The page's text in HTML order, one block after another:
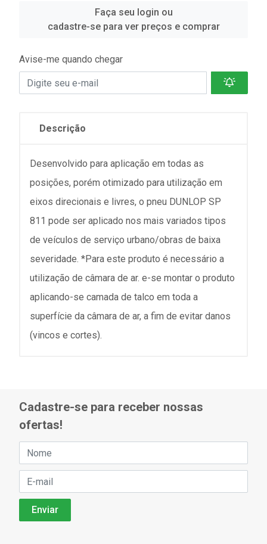
Faça seu login ou
cadastre-se para ver preços e comprar
Avise-me quando chegar
Descrição
Desenvolvido para aplicação em todas as
posições, porém otimizado para utilização em
eixos direcionais e livres, o pneu DUNLOP SP
811 pode ser aplicado nos mais variados tipos
de veículos de serviço urbano/obras de baixa
severidade. *Para este produto é necessário a
utilização de câmara de ar. e-se montar o produto
aplicando-se camada de talco em toda a
superfície da câmara de ar, a fim de evitar danos
(vincos e cortes).
Cadastre-se para receber nossas
ofertas!